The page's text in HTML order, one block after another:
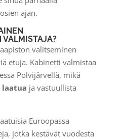
ajan.
VALMISTAJA?
valitseminen
etuja. Kabinetti valmistaa
Polvijärvellä, mikä
ja vastuullista
Euroopassa
jotka kestävät vuodesta